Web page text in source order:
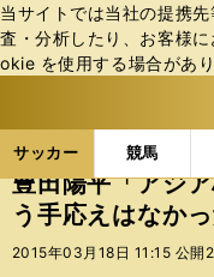
当サイトでは当社の提携
査・分析したり、お客様
okie を使⽤する場合があ
サッカー 競馬
ス
ポ
ル
サッカーの記事
豊田陽平「アジ
う手応えはなかっ
2015年03月18日 11:15 公開